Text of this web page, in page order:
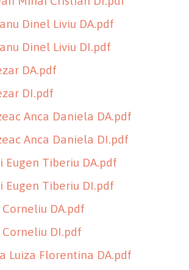
Dinel Liviu DA.pdf
Dinel Liviu DI.pdf
DA.pdf
DI.pdf
Anca Daniela DA.pdf
Anca Daniela DI.pdf
Eugen Tiberiu DA.pdf
Eugen Tiberiu DI.pdf
DA.pdf
DI.pdf
Luiza Florentina DA.pdf